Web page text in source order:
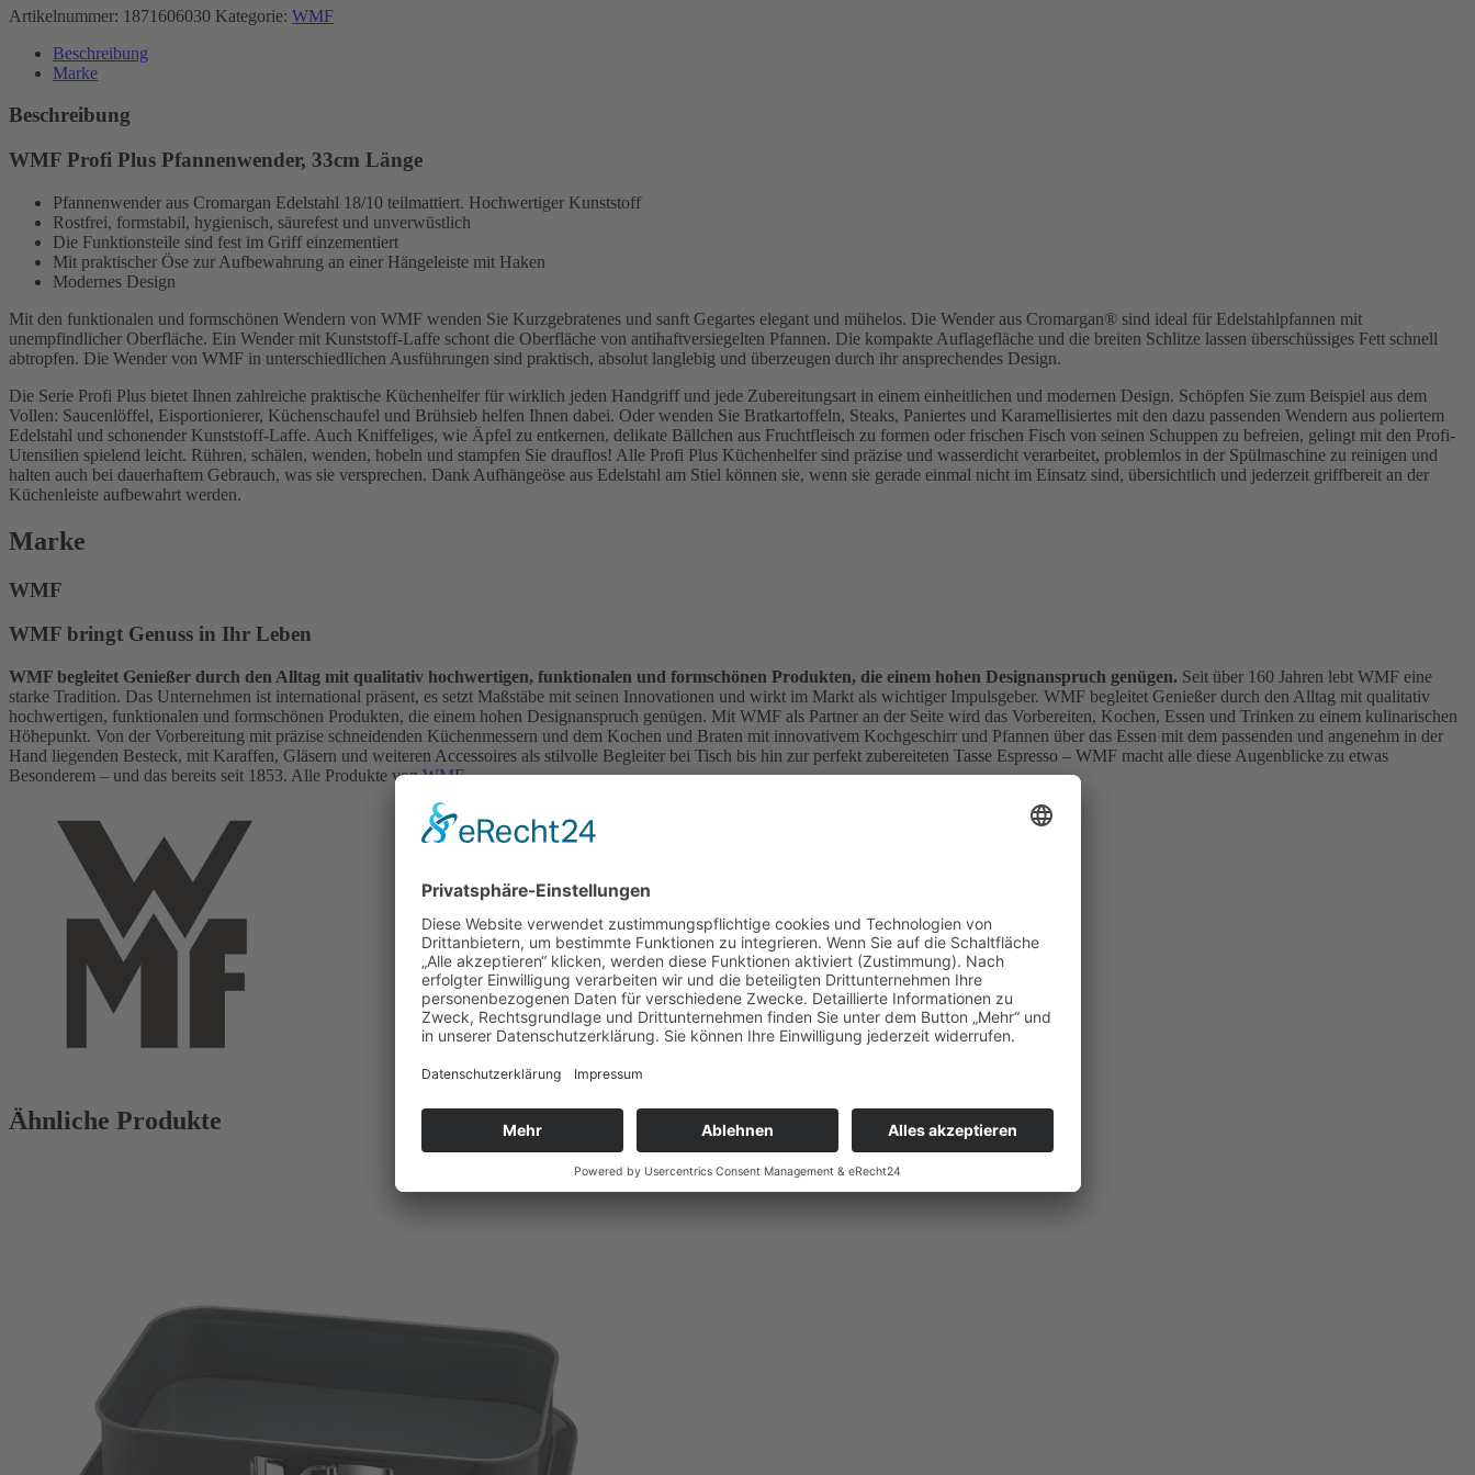
Artikelnummer: 1871606030 Kategorie: WMF
Beschreibung
Marke
Beschreibung
WMF Profi Plus Pfannenwender, 33cm Länge
Pfannenwender aus Cromargan Edelstahl 18/10 teilmattiert. Hochwertiger Kunststoff
Rostfrei, formstabil, hygienisch, säurefest und unverwüstlich
Die Funktionsteile sind fest im Griff einzementiert
Mit praktischer Öse zur Aufbewahrung an einer Hängeleiste mit Haken
Modernes Design
Mit den funktionalen und formschönen Wendern von WMF wenden Sie Kurzgebratenes und sanft Gegartes elegant und mühelos. Die Wender aus Cromargan® sind ideal für Edelstahlpfannen mit
unempfindlicher Oberfläche. Ein Wender mit Kunststoff-Laffe schont die Oberfläche von antihaftversiegelten Pfannen. Die kompakte Auflagefläche und die breiten Schlitze lassen überschüssiges Fett schnell
abtropfen. Die Wender von WMF in unterschiedlichen Ausführungen sind praktisch, absolut langlebig und überzeugen durch ihr ansprechendes Design.
Die Serie Profi Plus bietet Ihnen zahlreiche praktische Küchenhelfer für wirklich jeden Handgriff und jede Zubereitungsart in einem einheitlichen und modernen Design. Schöpfen Sie zum Beispiel aus dem
Vollen: Saucenlöffel, Eisportionierer, Küchenschaufel und Brühsieb helfen Ihnen dabei. Oder wenden Sie Bratkartoffeln, Steaks, Paniertes und Karamellisiertes mit den dazu passenden Wendern aus poliertem
Edelstahl und schonender Kunststoff-Laffe. Auch Kniffeliges, wie Äpfel zu entkernen, delikate Bällchen aus Fruchtfleisch zu formen oder frischen Fisch von seinen Schuppen zu befreien, gelingt mit den Profi-
Utensilien spielend leicht. Rühren, schälen, wenden, hobeln und stampfen Sie drauflos! Alle Profi Plus Küchenhelfer sind präzise und wasserdicht verarbeitet, problemlos in der Spülmaschine zu reinigen und
halten auch bei dauerhaftem Gebrauch, was sie versprechen. Dank Aufhängeöse aus Edelstahl am Stiel können sie, wenn sie gerade einmal nicht im Einsatz sind, übersichtlich und jederzeit griffbereit an der
Küchenleiste aufbewahrt werden.
Marke
WMF
WMF bringt Genuss in Ihr Leben
WMF begleitet Genießer durch den Alltag mit qualitativ hochwertigen, funktionalen und formschönen Produkten, die einem hohen Designanspruch genügen. Seit über 160 Jahren lebt WMF eine
starke Tradition. Das Unternehmen ist international präsent, es setzt Maßstäbe mit seinen Innovationen und wirkt im Markt als wichtiger Impulsgeber. WMF begleitet Genießer durch den Alltag mit qualitativ
hochwertigen, funktionalen und formschönen Produkten, die einem hohen Designanspruch genügen. Mit WMF als Partner an der Seite wird das Vorbereiten, Kochen, Essen und Trinken zu einem kulinarischen
Höhepunkt. Von der Vorbereitung mit präzise schneidenden Küchenmessern und dem Kochen und Braten mit innovativem Kochgeschirr und Pfannen über das Essen mit dem passenden und angenehm in der
Hand liegenden Besteck, mit Karaffen, Gläsern und weiteren Accessoires als stilvolle Begleiter bei Tisch bis hin zur perfekt zubereiteten Tasse Espresso – WMF macht alle diese Augenblicke zu etwas
Besonderem – und das bereits seit 1853. Alle Produkte vonWMF
Ähnliche Produkte